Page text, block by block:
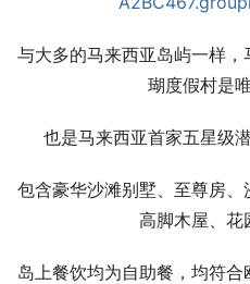
与大多的马来西亚岛屿一样
瑚度假村是
也是马来西亚首家五星级
包含豪华沙滩别墅、至尊房、
高脚木屋、花
岛上餐饮均为自助餐，均符